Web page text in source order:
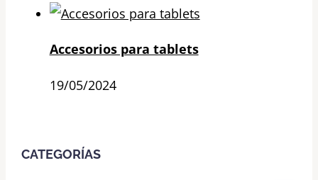
Accesorios para tablets
19/05/2024
CATEGORÍAS